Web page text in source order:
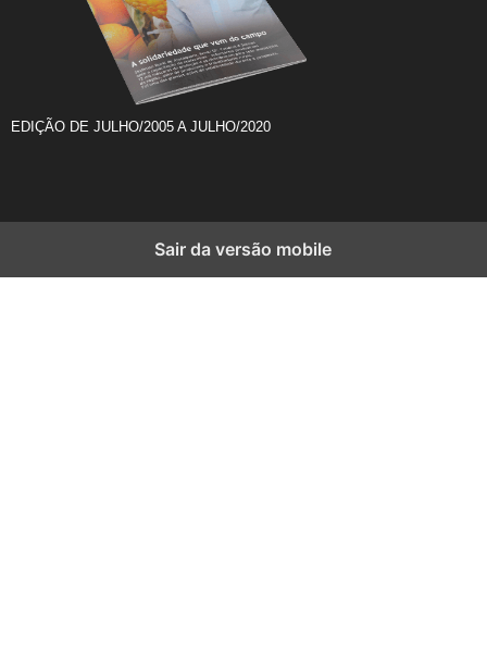
EDIÇÃO DE JULHO/2005 A JULHO/2020
Sair da versão mobile